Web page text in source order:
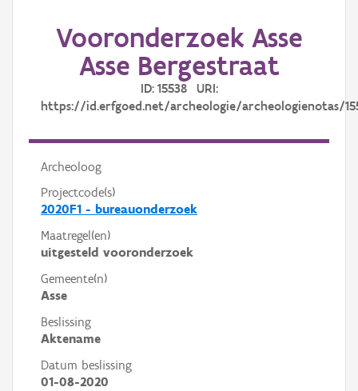
AanmeldenVooronderzoek Asse
Asse Bergestraat
ID: 15538 URI:
https://id.erfgoed.net/archeologie/archeologienotas/
Archeoloog
Projectcode(s)
2020F1 - bureauonderzoek
Maatregel(en)
uitgesteld vooronderzoek
Gemeente(n)
Asse
Beslissing
Aktename
Datum beslissing
01-08-2020